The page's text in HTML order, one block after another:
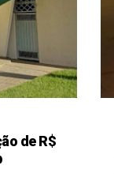
de R$